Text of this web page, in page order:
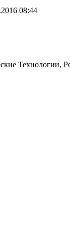
08:44
Технологии,